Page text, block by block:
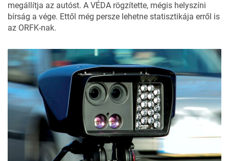
megállítja az autóst. A VÉDA rögzítette, mégis helyszíni
bírság a vége. Ettől még persze lehetne statisztikája erről is
az ORFK-nak.